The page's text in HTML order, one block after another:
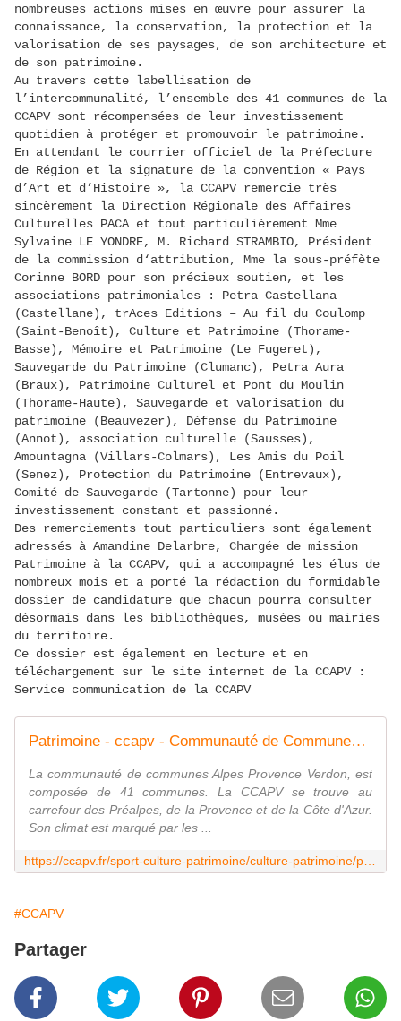
nombreuses actions mises en œuvre pour assurer la
connaissance, la conservation, la protection et la
valorisation de ses paysages, de son architecture et
de son patrimoine.
Au travers cette labellisation de
l’intercommunalité, l’ensemble des 41 communes de la
CCAPV sont récompensées de leur investissement
quotidien à protéger et promouvoir le patrimoine.
En attendant le courrier officiel de la Préfecture
de Région et la signature de la convention « Pays
d’Art et d’Histoire », la CCAPV remercie très
sincèrement la Direction Régionale des Affaires
Culturelles PACA et tout particulièrement Mme
Sylvaine LE YONDRE, M. Richard STRAMBIO, Président
de la commission d‘attribution, Mme la sous-préfète
Corinne BORD pour son précieux soutien, et les
associations patrimoniales : Petra Castellana
(Castellane), trAces Editions – Au fil du Coulomp
(Saint-Benoît), Culture et Patrimoine (Thorame-
Basse), Mémoire et Patrimoine (Le Fugeret),
Sauvegarde du Patrimoine (Clumanc), Petra Aura
(Braux), Patrimoine Culturel et Pont du Moulin
(Thorame-Haute), Sauvegarde et valorisation du
patrimoine (Beauvezer), Défense du Patrimoine
(Annot), association culturelle (Sausses),
Amountagna (Villars-Colmars), Les Amis du Poil
(Senez), Protection du Patrimoine (Entrevaux),
Comité de Sauvegarde (Tartonne) pour leur
investissement constant et passionné.
Des remerciements tout particuliers sont également
adressés à Amandine Delarbre, Chargée de mission
Patrimoine à la CCAPV, qui a accompagné les élus de
nombreux mois et a porté la rédaction du formidable
dossier de candidature que chacun pourra consulter
désormais dans les bibliothèques, musées ou mairies
du territoire.
Ce dossier est également en lecture et en
téléchargement sur le site internet de la CCAPV :
Service communication de la CCAPV
Patrimoine - ccapv - Communauté de Communes Alpes-Provence-Verdon, Sources de Lumière
La communauté de communes Alpes Provence Verdon, est
composée de 41 communes. La CCAPV se trouve au
carrefour des Préalpes, de la Provence et de la Côte d'Azur.
Son climat est marqué par les ...
#CCAPV
Partager